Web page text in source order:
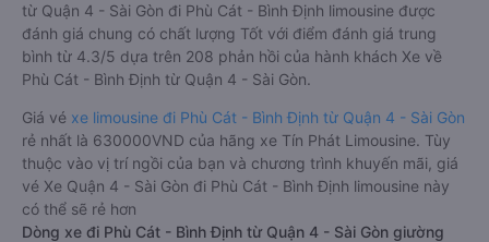
từ Quận 4 - Sài Gòn đi Phù Cát - Bình Định limousine được
đánh giá chung có chất lượng Tốt với điểm đánh giá trung
bình từ 4.3/5 dựa trên 208 phản hồi của hành khách Xe về
Phù Cát - Bình Định từ Quận 4 - Sài Gòn.
Giá vé xe limousine đi Phù Cát - Bình Định từ Quận 4 - Sài Gòn
rẻ nhất là 630000VND của hãng xe Tín Phát Limousine. Tùy
thuộc vào vị trí ngồi của bạn và chương trình khuyến mãi, giá
vé Xe Quận 4 - Sài Gòn đi Phù Cát - Bình Định limousine này
có thể sẽ rẻ hơn
Dòng xe đi Phù Cát - Bình Định từ Quận 4 - Sài Gòn giường